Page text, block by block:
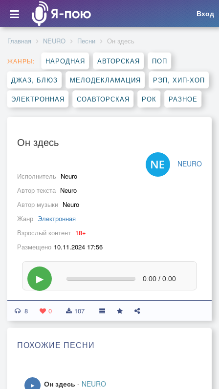
Вход
Главная NEURO Песни Он здесь
ЖАНРЫ: НАРОДНАЯ АВТОРСКАЯ ПОП
ДЖАЗ, БЛЮЗ МЕЛОДЕКЛАМАЦИЯ РЭП, ХИП-ХОП
ЭЛЕКТРОННАЯ СОАВТОРСКАЯ РОК РАЗНОЕ
Он здесь
NEURO
Исполнитель Neuro
Автор текста Neuro
Автор музыки Neuro
Жанр Электронная
Взрослый контент 18+
Размещено 10.11.2024 17:56
▶ 0:00 / 0:00
8 0 107
ПОХОЖИЕ ПЕСНИ
▶ Он здесь - NEURO